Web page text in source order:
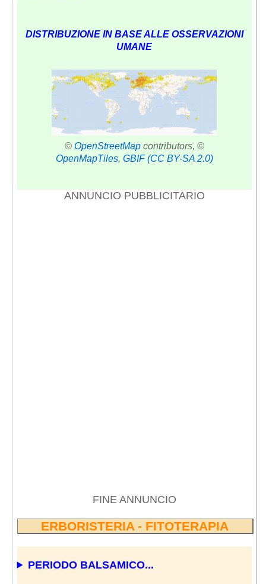
DISTRIBUZIONE IN BASE ALLE OSSERVAZIONI
UMANE
© OpenStreetMapcontributors, ©
OpenMapTiles, GBIF (CC BY-SA 2.0)
ANNUNCIO PUBBLICITARIO
FINE ANNUNCIO
ERBORISTERIA - FITOTERAPIA
PERIODO BALSAMICO...